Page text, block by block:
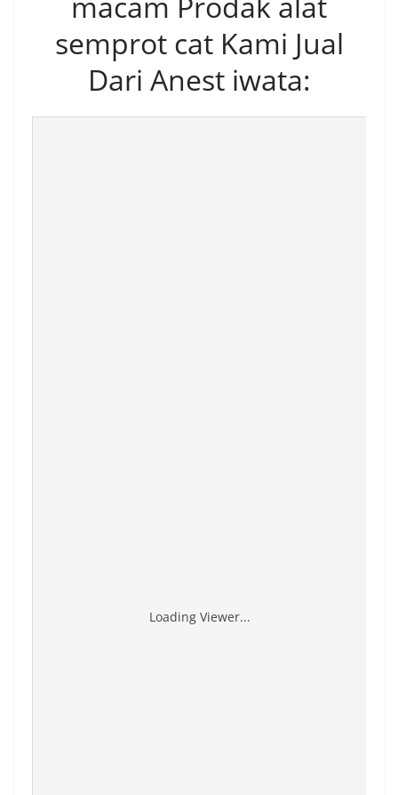
semprot cat Kami Jual
Dari Anest iwata:
Loading Viewer...